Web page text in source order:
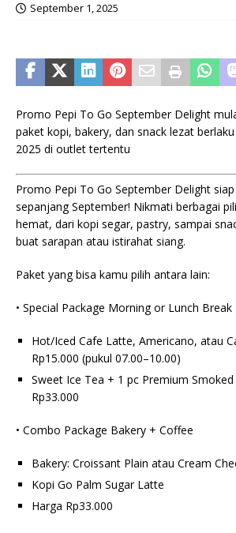
September 1, 2025
Promo Pepi To Go September Delight
paket kopi, bakery, dan snack lezat
2025 di outlet tertentu
Promo Pepi To Go September Delight
sepanjang September! Nikmati berbagai
hemat, dari kopi segar, pastry, sampai
buat sarapan atau istirahat siang.
Paket yang bisa kamu pilih antara lain:
• Special Package Morning or Lunch Break
Hot/Iced Cafe Latte, Americano, atau
Rp15.000 (pukul 07.00–10.00)
Sweet Ice Tea + 1 pc Premium
Rp33.000
• Combo Package Bakery + Coffee
Bakery: Croissant Plain atau Cream
Kopi Go Palm Sugar Latte
Harga Rp33.000